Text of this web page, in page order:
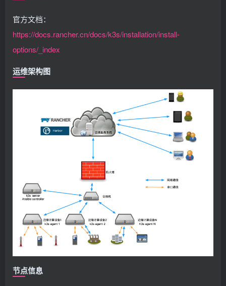
官方文档：
https://docs.rancher.cn/docs/k3s/installation/install-
options/_index
运维架构图
节点信息